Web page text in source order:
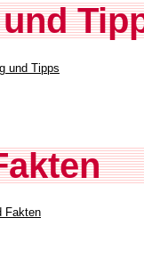
und Tipps
Fakten